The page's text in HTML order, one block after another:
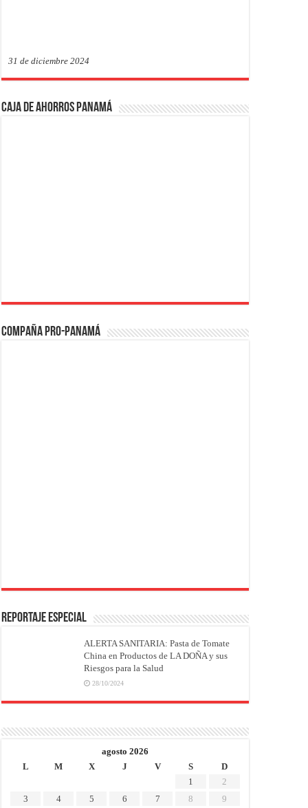
31 de diciembre 2024
Caja de Ahorros Panamá
Compaña PRO-Panamá
REPORTAJE ESPECIAL
ALERTA SANITARIA: Pasta de Tomate
China en Productos de LA DOÑA y sus
Riesgos para la Salud
28/10/2024
agosto 2026
L
M X J V S
D
1
2
3
4 5 6 7 8 9